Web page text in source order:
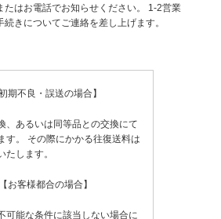
たはお電話でお知らせください。
1-2営業
きについてご連絡を差し上げます。
初期不良・誤送の場合】
、あるいは同等品との交換にて
す。
その際にかかる往復送料は
たします。
【お客様都合の場合】
可能な条件に該当しない場合に